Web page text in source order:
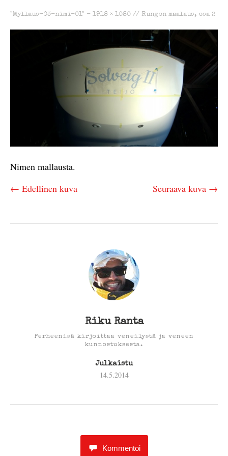
"Myllaus-03-nimi-01" - 1918 × 1080 // Rungon maalaus, osa 2
Nimen mallausta.
← Edellinen kuva
Seuraava kuva →
Riku Ranta
Perheenisä kirjoittaa veneilystä ja veneen
kunnostuksesta.
Julkaistu
14.5.2014
Kommentoi